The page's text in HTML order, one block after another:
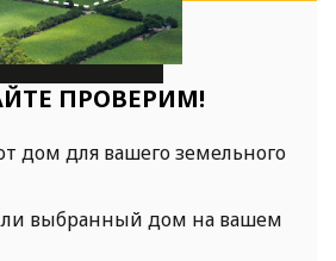
ПРОВЕРИМ!
дом для вашего земельного
ли выбранный дом на вашем